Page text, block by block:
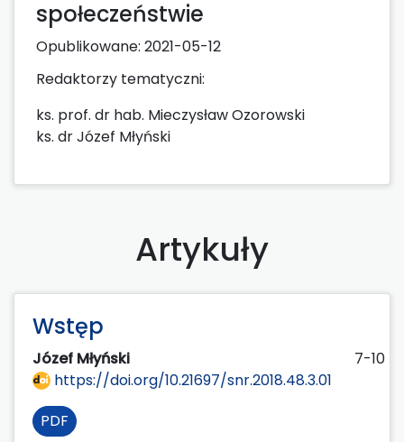
społeczeństwie
Opublikowane: 2021-05-12
Redaktorzy tematyczni:
ks. prof. dr hab. Mieczysław Ozorowski
ks. dr Józef Młyński
Artykuły
Wstęp
Józef Młyński
7-10
https://doi.org/10.21697/snr.2018.48.3.01
PDF